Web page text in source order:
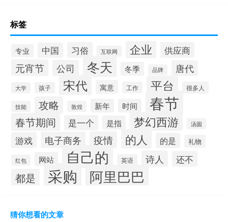
标签
专业 中国 习俗 互联网 企业 供应商
元宵节 公司 冬天 冬季 品牌 唐代
大学 孩子 宋代 寓意 工作 平台 很多人
技能 攻略 敦煌 新年 时间 春节
春节期间 是一个 是指 梦幻西游 汤圆
游戏 电子商务 疫情 的人 的是 礼物
红包 网站 自己的 英语 诗人 还不
都是 采购 阿里巴巴
猜你想看的文章